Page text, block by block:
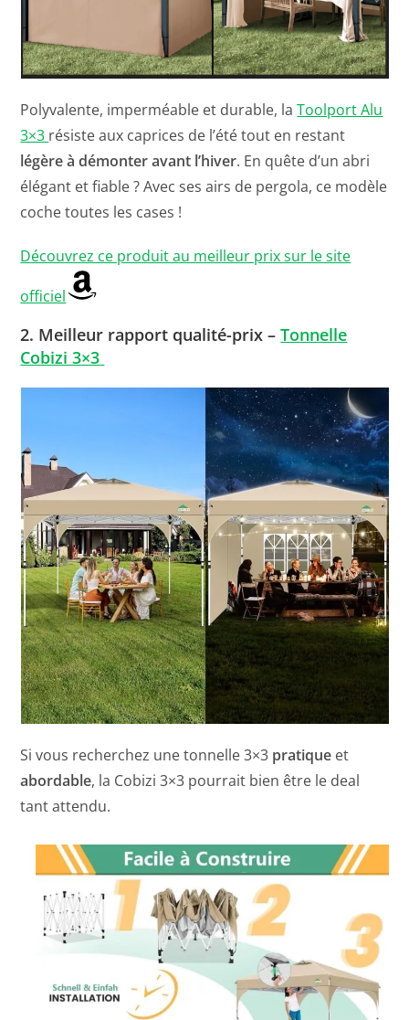
Polyvalente, imperméable et durable, laToolport Alu
3×3 résiste aux caprices de l’été tout en restant
légère à démonter avant l’hiver. En quête d’un abri
élégant et fiable ? Avec ses airs de pergola, ce modèle
coche toutes les cases !
Découvrez ce produit au meilleur prix sur le site
officiel
2. Meilleur rapport qualité-prix –Tonnelle
Cobizi 3×3
Si vous recherchez une tonnelle 3×3 pratique et
abordable, la Cobizi 3×3 pourrait bien être le deal
tant attendu.